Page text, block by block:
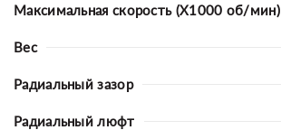
Максимальная скорость (X1000 об/мин)
Вес
Радиальный зазор
Радиальный люфт